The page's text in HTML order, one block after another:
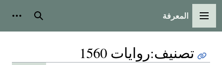
الرئيسية
المعرفة بحث أدوات
تصنيف:روايات 1560